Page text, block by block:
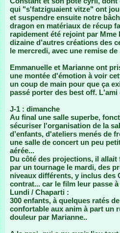
qui "s'fatziguaient vitze" ont
et suspendre ensuite notre
dragon en matériaux de récup
rapidement été rejoint par
dizaine d’autres créations des
le mercredi, avec une remise
Emmanuelle et Marianne ont
une montée d'émotion à voir
un coup de main pour que ça
passé porter des best off.
J-1 : dimanche
Au final une salle superbe,
sécuriser l'organisation de la
d’enfants, d'ateliers menés de
une salle de concert un peu
aérée...
Du côté des projections, il allait
par un tournage le mardi, des
niveaux différents, y inclus des
contrat... car le film leur passe
Lundi / Chaparti :
300 enfants, à quelques ratés
confortable aux anim à part un
douleur par Marianne..